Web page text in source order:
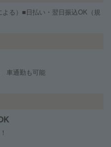
る）■日払い・翌日振込OK（規
車通勤も可能